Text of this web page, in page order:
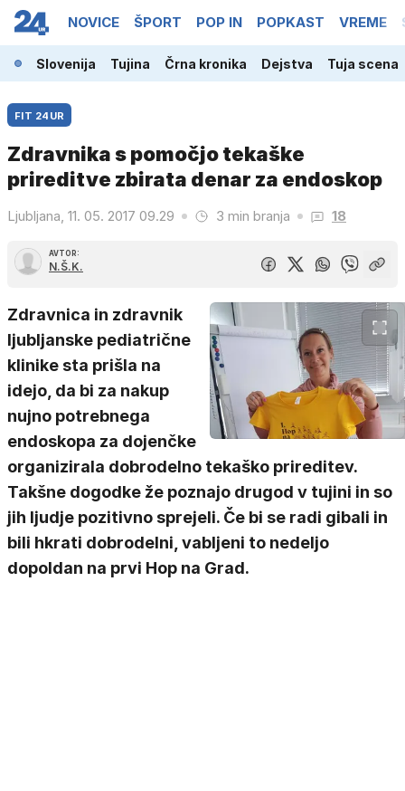
NOVICE ŠPORT POP IN POPKAST VREME
Slovenija Tujina Črna kronika Dejstva Tuja scena
FIT 24UR
Zdravnika s pomočjo tekaške
prireditve zbirata denar za endoskop
Ljubljana, 11. 05. 2017 09.29 3 min branja 18
AVTOR:
N.Š.K.
Zdravnica in zdravnik
ljubljanske pediatrične
klinike sta prišla na
idejo, da bi za nakup
nujno potrebnega
endoskopa za dojenčke
organizirala dobrodelno tekaško prireditev.
Takšne dogodke že poznajo drugod v tujini in so
jih ljudje pozitivno sprejeli. Če bi se radi gibali in
bili hkrati dobrodelni, vabljeni to nedeljo
dopoldan na prvi Hop na Grad.